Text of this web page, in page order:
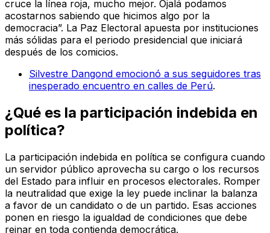
cruce la línea roja, mucho mejor. Ojalá podamos
acostarnos sabiendo que hicimos algo por la
democracia”. La Paz Electoral apuesta por instituciones
más sólidas para el periodo presidencial que iniciará
después de los comicios.
Silvestre Dangond emocionó a sus seguidores tras
inesperado encuentro en calles de Perú.
¿Qué es la participación indebida en
política?
La participación indebida en política se configura cuando
un servidor público aprovecha su cargo o los recursos
del Estado para influir en procesos electorales. Romper
la neutralidad que exige la ley puede inclinar la balanza
a favor de un candidato o de un partido. Esas acciones
ponen en riesgo la igualdad de condiciones que debe
reinar en toda contienda democrática.